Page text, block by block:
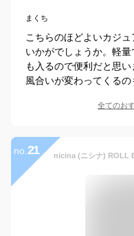
まくち
こちらのほどよいカジ
いかがでしょうか。軽
も入るので便利だと思
風合いが変わってくるの
全てのお
no. 21